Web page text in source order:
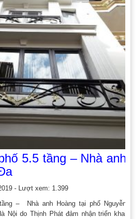
5.5 tầng – Nhà anh
- Lượt xem: 1.399
– Nhà anh Hoàng tại phố Nguyễn
Nội do Thịnh Phát đảm nhận triển khai